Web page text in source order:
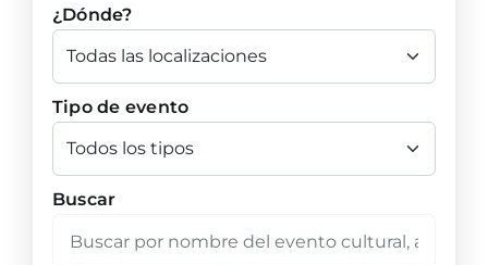
¿Dónde?
Tipo de evento
Buscar